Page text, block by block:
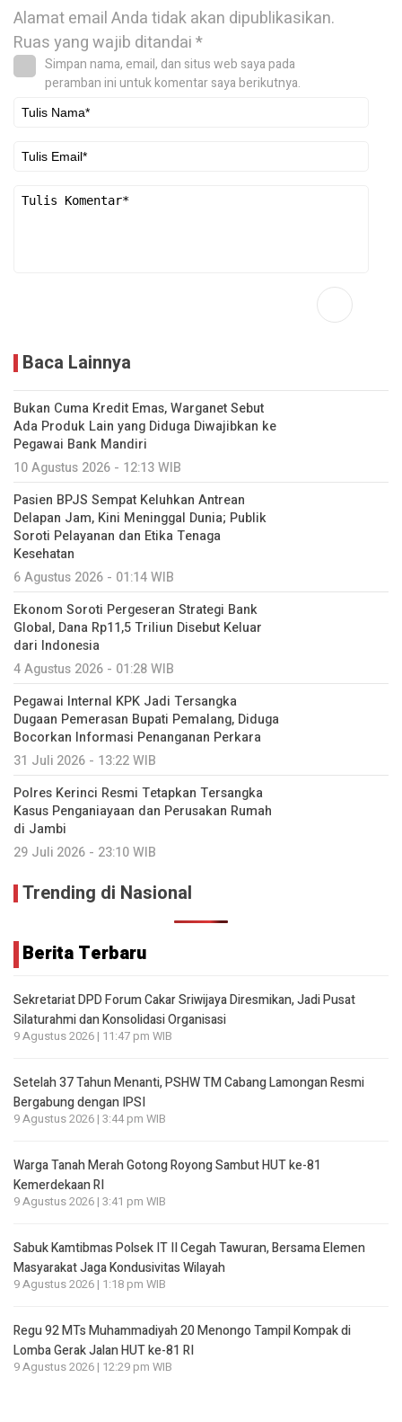
Alamat email Anda tidak akan dipublikasikan.
Ruas yang wajib ditandai*
Simpan nama, email, dan situs web saya pada
peramban ini untuk komentar saya berikutnya.
Baca Lainnya
Bukan Cuma Kredit Emas, Warganet Sebut
Ada Produk Lain yang Diduga Diwajibkan ke
Pegawai Bank Mandiri
10 Agustus 2026 - 12:13 WIB
Pasien BPJS Sempat Keluhkan Antrean
Delapan Jam, Kini Meninggal Dunia; Publik
Soroti Pelayanan dan Etika Tenaga
Kesehatan
6 Agustus 2026 - 01:14 WIB
Ekonom Soroti Pergeseran Strategi Bank
Global, Dana Rp11,5 Triliun Disebut Keluar
dari Indonesia
4 Agustus 2026 - 01:28 WIB
Pegawai Internal KPK Jadi Tersangka
Dugaan Pemerasan Bupati Pemalang, Diduga
Bocorkan Informasi Penanganan Perkara
31 Juli 2026 - 13:22 WIB
Polres Kerinci Resmi Tetapkan Tersangka
Kasus Penganiayaan dan Perusakan Rumah
di Jambi
29 Juli 2026 - 23:10 WIB
Trending di Nasional
Berita Terbaru
Sekretariat DPD Forum Cakar Sriwijaya Diresmikan, Jadi Pusat
Silaturahmi dan Konsolidasi Organisasi
9 Agustus 2026 | 11:47 pm WIB
Setelah 37 Tahun Menanti, PSHW TM Cabang Lamongan Resmi
Bergabung dengan IPSI
9 Agustus 2026 | 3:44 pm WIB
Warga Tanah Merah Gotong Royong Sambut HUT ke-81
Kemerdekaan RI
9 Agustus 2026 | 3:41 pm WIB
Sabuk Kamtibmas Polsek IT II Cegah Tawuran, Bersama Elemen
Masyarakat Jaga Kondusivitas Wilayah
9 Agustus 2026 | 1:18 pm WIB
Regu 92 MTs Muhammadiyah 20 Menongo Tampil Kompak di
Lomba Gerak Jalan HUT ke-81 RI
9 Agustus 2026 | 12:29 pm WIB